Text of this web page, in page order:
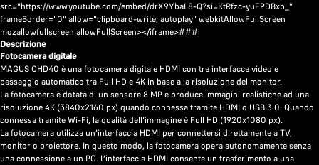
src="https://www.youtube.com/embed/drX9YbaL8-Q?si=KtRfzc-yuFPDBxb_"
frameBorder="0" allow="clipboard-write; autoplay" webkitAllowFullScreen
mozallowfullscreen allowFullScreen></iframe>###
Descrizione
Fotocamera digitale
MAGUS CHD40 è una fotocamera digitale HDMI con tre interfacce video e
passaggio automatico tra Full HD e 4K in base alla risoluzione del monitor.
La fotocamera è dotata di un sensore 8 MP e produce immagini realistiche ad una
risoluzione 4K (3840x2160 px) quando connessa tramite HDMI o USB 3.0. Quando
connessa tramite Wi-Fi, la qualità dell’immagine è Full HD (1920x1080 px).
La fotocamera utilizza un’interfaccia HDMI per connettersi direttamente a TV,
monitor o proiettore. In questo modo, la fotocamera opera autonomamente senza
una connessione a un PC. L’interfaccia HDMI consente un trasferimento a una